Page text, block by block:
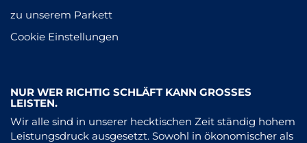
zu unserem Parkett
Cookie Einstellungen
NUR WER RICHTIG SCHLÄFT KANN GROSSES L
EISTEN.
​Wir alle sind in unserer hecktischen Zeit ständig hohem
Leistungsdruck ausgesetzt. Sowohl in ökonomischer als